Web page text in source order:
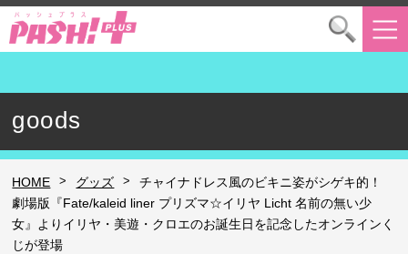
goods
HOME > グッズ >
チャイナドレス風のビキニ姿がシゲキ的！
劇場版『Fate/kaleid liner プリズマ☆イリヤ Licht 名前の無い少
女』よりイリヤ・美遊・クロエのお誕生日を記念したオンラインく
じが登場